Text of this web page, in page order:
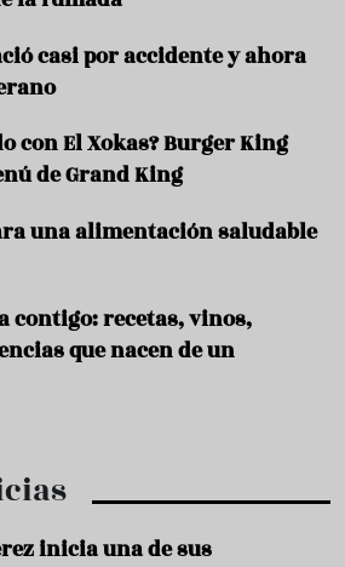
casi por accidente y ahora
con El Xokas? Burger King
de Grand King
una alimentación saludable
contigo: recetas, vinos,
que nacen de un
inicia una de sus